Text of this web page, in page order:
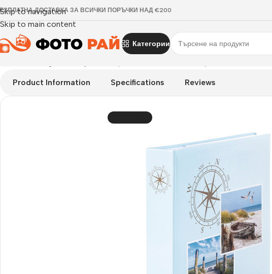
Skip to navigation
Skip to main content
ДОСТАВКА ЗА ВСИЧКИ ПОРЪЧКИ НАД €200
Категории
Product Information Specifications Reviews